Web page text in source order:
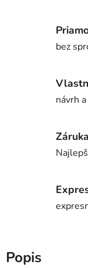
bez
návrh
Popis